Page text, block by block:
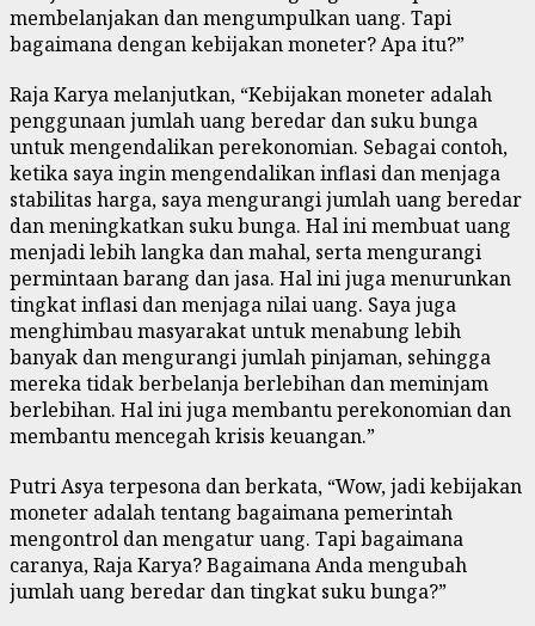
membelanjakan dan mengumpulkan uang. Tapi
bagaimana dengan kebijakan moneter? Apa itu?”
Raja Karya melanjutkan, “Kebijakan moneter adalah
penggunaan jumlah uang beredar dan suku bunga
untuk mengendalikan perekonomian. Sebagai contoh,
ketika saya ingin mengendalikan inflasi dan menjaga
stabilitas harga, saya mengurangi jumlah uang beredar
dan meningkatkan suku bunga. Hal ini membuat uang
menjadi lebih langka dan mahal, serta mengurangi
permintaan barang dan jasa. Hal ini juga menurunkan
tingkat inflasi dan menjaga nilai uang. Saya juga
menghimbau masyarakat untuk menabung lebih
banyak dan mengurangi jumlah pinjaman, sehingga
mereka tidak berbelanja berlebihan dan meminjam
berlebihan. Hal ini juga membantu perekonomian dan
membantu mencegah krisis keuangan.”
Putri Asya terpesona dan berkata, “Wow, jadi kebijakan
moneter adalah tentang bagaimana pemerintah
mengontrol dan mengatur uang. Tapi bagaimana
caranya, Raja Karya? Bagaimana Anda mengubah
jumlah uang beredar dan tingkat suku bunga?”